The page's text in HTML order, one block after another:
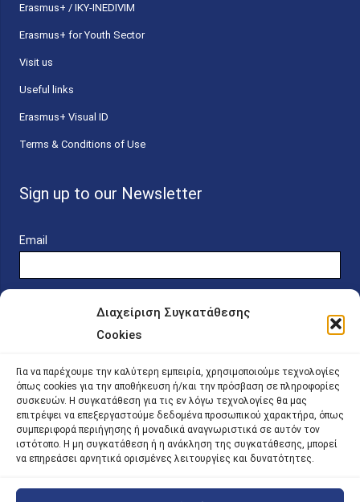
Διαχείριση Συγκατάθεσης
Cookies
Για να παρέχουμε την καλύτερη εμπειρία, χρησιμοποιούμε τεχνολογίες
όπως cookies για την αποθήκευση ή/και την πρόσβαση σε πληροφορίες
συσκευών. Η συγκατάθεση για τις εν λόγω τεχνολογίες θα μας
επιτρέψει να επεξεργαστούμε δεδομένα προσωπικού χαρακτήρα, όπως
συμπεριφορά περιήγησης ή μοναδικά αναγνωριστικά σε αυτόν τον
ιστότοπο. Η μη συγκατάθεση ή η ανάκληση της συγκατάθεσης, μπορεί
να επηρεάσει αρνητικά ορισμένες λειτουργίες και δυνατότητες.
Erasmus+ / IKY-INEDIVIM
Erasmus+ for Youth Sector
Visit us
Useful links
Erasmus+ Visual ID
Terms & Conditions of Use
Sign up to our Newsletter
Email
Online Platform for Scholarship Candidates
IKY – Transparency
Sitemap